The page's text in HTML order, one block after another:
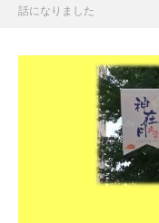
話になりました